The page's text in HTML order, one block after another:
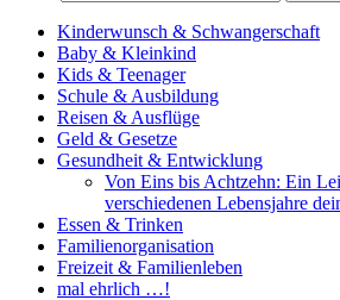
Kinderwunsch & Schwangerschaft
Baby & Kleinkind
Kids & Teenager
Schule & Ausbildung
Reisen & Ausflüge
Geld & Gesetze
Gesundheit & Entwicklung
Von Eins bis Achtzehn: Ein
verschiedenen Lebensjahre
Essen & Trinken
Familienorganisation
Freizeit & Familienleben
mal ehrlich …!